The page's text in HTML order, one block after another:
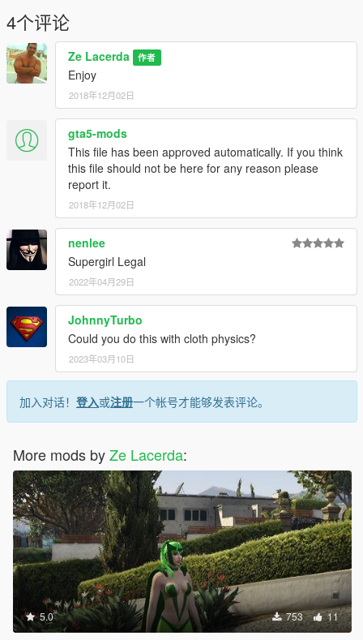
4个评论
Ze Lacerda 作者
Enjoy
2018年12月02日
gta5-mods
This file has been approved automatically. If you think
this file should not be here for any reason please
report it.
2018年12月02日
nenlee
Supergirl Legal
2022年04月29日
JohnnyTurbo
Could you do this with cloth physics?
2023年03月10日
加入对话！ 登入或注册一个帐号才能够发表评论。
More mods byZe Lacerda:
5.0 753 11